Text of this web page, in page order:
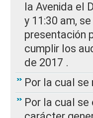
la Avenida el
y 11:30 am,
presentación
cumplir los
de 2017 .
Por la cual se
Por la cual